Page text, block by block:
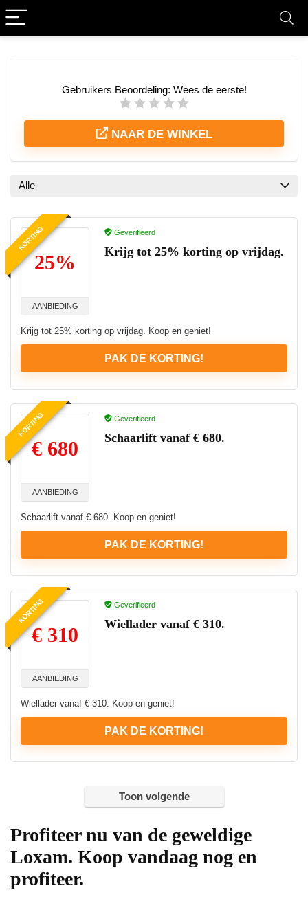
Gebruikers Beoordeling: Wees de eerste!
NAAR DE WINKEL
Alle
KORTING
25%
AANBIEDING
Geverifieerd
Krijg tot 25% korting op vrijdag.
Krijg tot 25% korting op vrijdag. Koop en geniet!
PAK DE KORTING!
KORTING
€ 680
AANBIEDING
Geverifieerd
Schaarlift vanaf € 680.
Schaarlift vanaf € 680. Koop en geniet!
PAK DE KORTING!
KORTING
€ 310
AANBIEDING
Geverifieerd
Wiellader vanaf € 310.
Wiellader vanaf € 310. Koop en geniet!
PAK DE KORTING!
Toon volgende
Profiteer nu van de geweldige
Loxam. Koop vandaag nog en
profiteer.